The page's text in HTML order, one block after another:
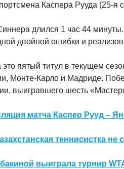
Каспера Рууда (25-я
длился 1 час 44
двойной ошибки и
это пятый титул в текущем
Монте-Карло и Мадриде.
выигравшего шесть
матча Каспер Рууд –
теннисистка
выиграла турнир